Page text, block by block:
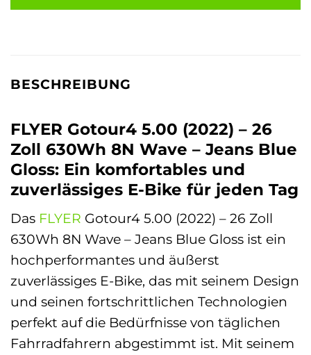
BESCHREIBUNG
FLYER Gotour4 5.00 (2022) – 26
Zoll 630Wh 8N Wave – Jeans Blue
Gloss: Ein komfortables und
zuverlässiges E-Bike für jeden Tag
Das FLYER Gotour4 5.00 (2022) – 26 Zoll
630Wh 8N Wave – Jeans Blue Gloss ist ein
hochperformantes und äußerst
zuverlässiges E-Bike, das mit seinem Design
und seinen fortschrittlichen Technologien
perfekt auf die Bedürfnisse von täglichen
Fahrradfahrern abgestimmt ist. Mit seinem